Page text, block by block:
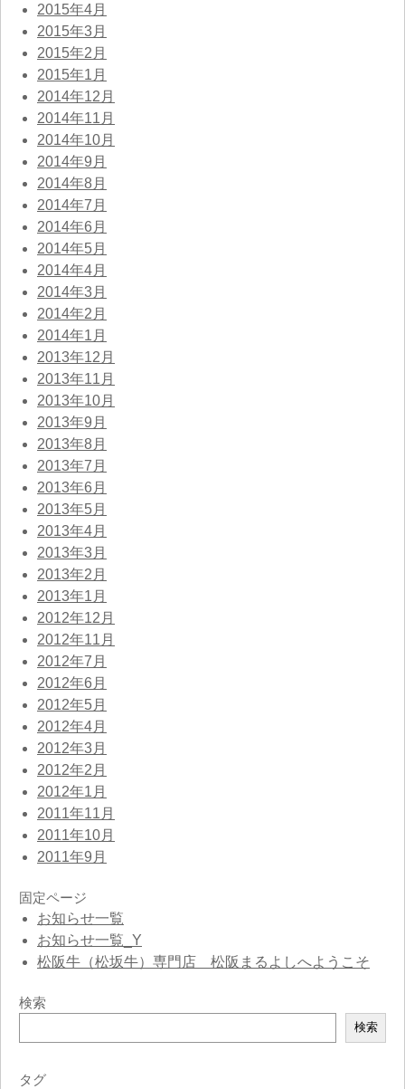
2015年4月
2015年3月
2015年2月
2015年1月
2014年12月
2014年11月
2014年10月
2014年9月
2014年8月
2014年7月
2014年6月
2014年5月
2014年4月
2014年3月
2014年2月
2014年1月
2013年12月
2013年11月
2013年10月
2013年9月
2013年8月
2013年7月
2013年6月
2013年5月
2013年4月
2013年3月
2013年2月
2013年1月
2012年12月
2012年11月
2012年7月
2012年6月
2012年5月
2012年4月
2012年3月
2012年2月
2012年1月
2011年11月
2011年10月
2011年9月
固定ページ
お知らせ一覧
お知らせ一覧_Y
松阪牛（松坂牛）専門店 松阪まるよしへようこそ
検索
索
検索
タグ